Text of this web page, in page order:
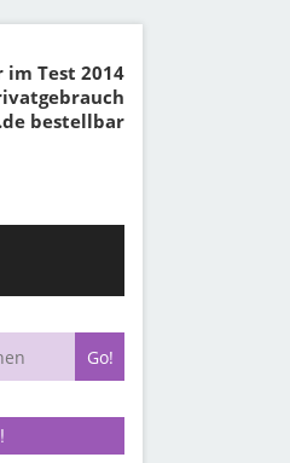
Test 2014
bestellbar